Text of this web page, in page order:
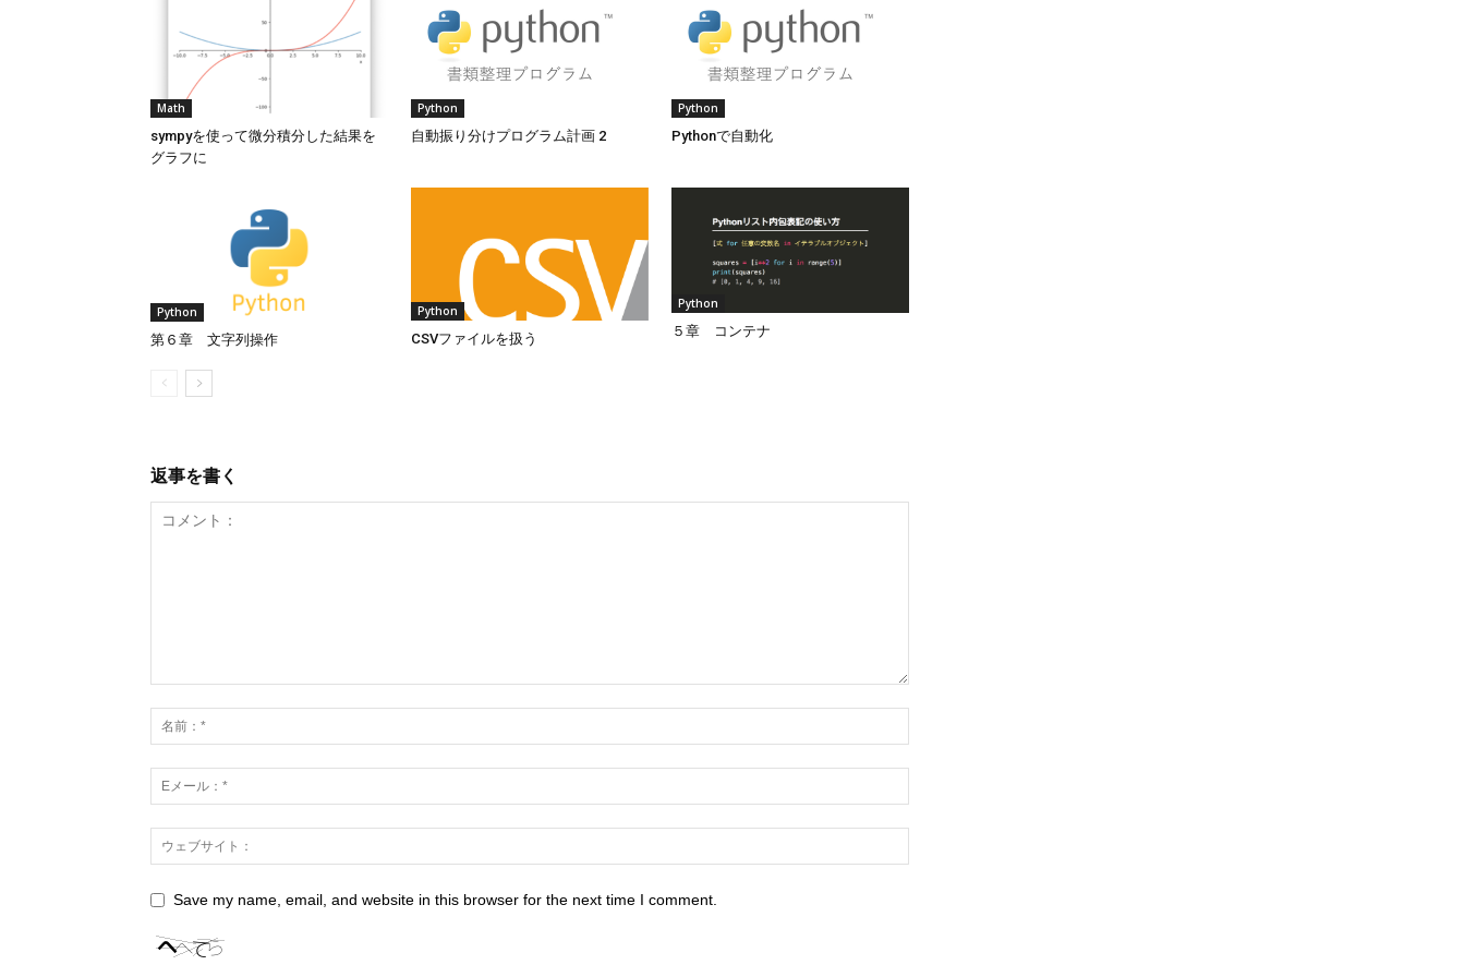
Math
sympyを使って微分積分した結果を
グラフに
Python
自動振り分けプログラム計画 2
Python
Pythonで自動化
Python
第６章 文字列操作
Python
CSVファイルを扱う
Python
５章 コンテナ
返事を書く
Save my name, email, and website in this browser for the next time I comment.